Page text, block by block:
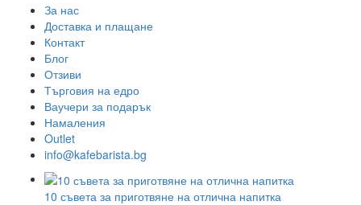
За нас
Доставка и плащане
Контакт
Блог
Отзиви
Търговия на едро
Ваучери за подарък
Намаления
Outlet
info@kafebarista.bg
10 съвета за приготвяне на отлична напитка